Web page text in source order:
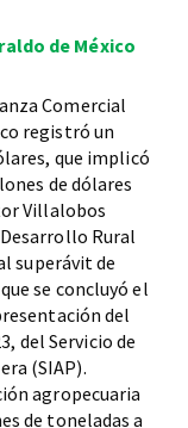
de México
Comercial
registró un
que implicó
de dólares
Villalobos
Rural
superávit de
se concluyó el
del
del Servicio de
(SIAP).
agropecuaria
de toneladas a